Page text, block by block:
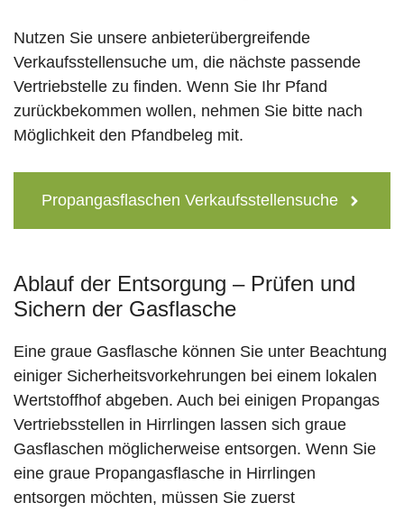
Nutzen Sie unsere anbieterübergreifende
Verkaufsstellensuche um, die nächste passende
Vertriebstelle zu finden. Wenn Sie Ihr Pfand
zurückbekommen wollen, nehmen Sie bitte nach
Möglichkeit den Pfandbeleg mit.
Propangasflaschen Verkaufsstellensuche
Ablauf der Entsorgung – Prüfen und
Sichern der Gasflasche
Eine graue Gasflasche können Sie unter Beachtung
einiger Sicherheitsvorkehrungen bei einem lokalen
Wertstoffhof abgeben. Auch bei einigen Propangas
Vertriebsstellen in Hirrlingen lassen sich graue
Gasflaschen möglicherweise entsorgen. Wenn Sie
eine graue Propangasflasche in Hirrlingen
entsorgen möchten, müssen Sie zuerst